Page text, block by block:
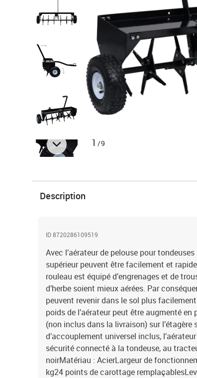
1 /9
Description
ID 8720286109519
Avec l’aérateur de pelouse pour
supérieur peuvent être facilement et
rouleau est équipé d’engrenages et de
d’herbe soient mieux aérées. Par
peuvent revenir dans le sol plus
poids de l’aérateur peut être augmenté
(non inclus dans la livraison) sur
d’accouplement universel inclus,
sécurité connecté à la tondeuse, au
noirMatériau : AcierLargeur de
kg24 points de carottage